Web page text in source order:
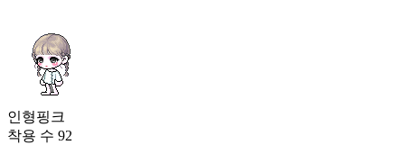
인형핑크
착용 수 92